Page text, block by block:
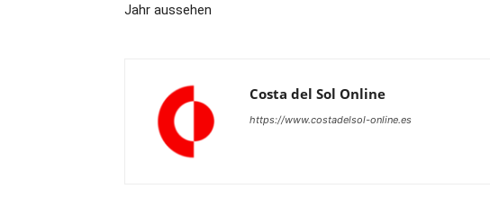
Jahr aussehen
Costa del Sol Online
https://www.costadelsol-online.es